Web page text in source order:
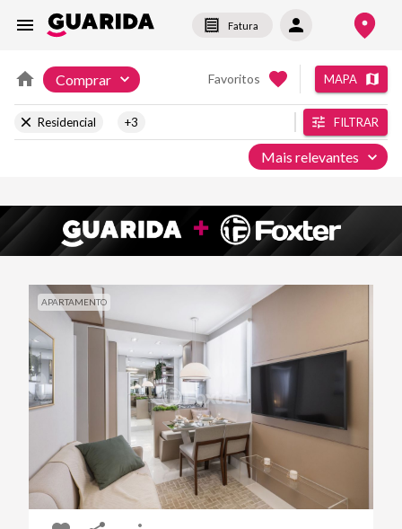
Fatura
Comprar Favoritos MAPA
Residencial +3 FILTRAR
Mais relevantes
APARTAMENTO